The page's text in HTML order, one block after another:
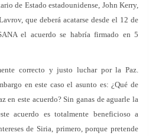
de Estado estadounidense, John Kerry,
que deberá acatarse desde el 12 de
el acuerdo se habría firmado en 5
correcto y justo luchar por la Paz.
en este caso el asunto es: ¿Qué de
en este acuerdo? Sin ganas de aguarle la
acuerdo es totalmente beneficioso a
de Siria, primero, porque pretende